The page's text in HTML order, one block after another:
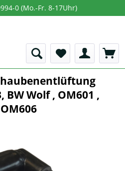
0 (Mo.-Fr. 8-17Uhr)
BW Wolf , OM601 ,